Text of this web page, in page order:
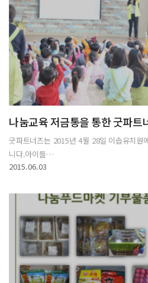
나눔교육 저금통을 통한 굿파
굿파트너즈는 2015년 4월 28일 이솝유치원
니다.아이들…
2015.06.03